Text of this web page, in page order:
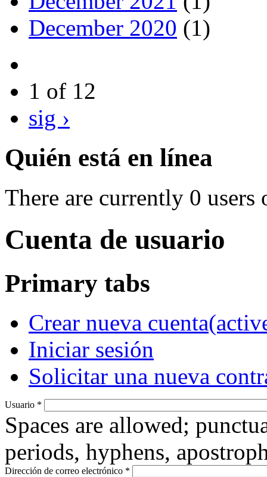
December 2020 (1)
1 of 12
sig ›
Quién está en línea
There are currently 0 users
Cuenta de usuario
Primary tabs
Crear nueva cuenta
Iniciar sesión
Solicitar una nueva
Usuario *
Spaces are allowed;
periods, hyphens,
Dirección de correo electrónico *